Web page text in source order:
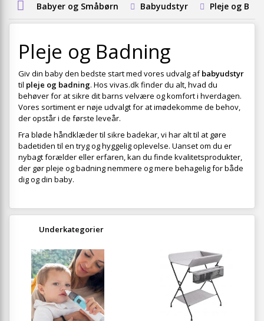
Babyer og Småbørn Babyudstyr Pleje og
Pleje og Badning
Giv din baby den bedste start med vores udvalg afbabyudstyr
til pleje og badning. Hos vivas.dk finder du alt, hvad du
behøver for at sikre dit barns velvære og komfort i hverdagen.
Vores sortiment er nøje udvalgt for at imødekomme de behov,
der opstår i de første leveår.
Fra bløde håndklæder til sikre badekar, vi har alt til at gøre
badetiden til en tryg og hyggelig oplevelse. Uanset om du er
nybagt forælder eller erfaren, kan du finde kvalitetsprodukter,
der gør pleje og badning nemmere og mere behagelig for både
dig og din baby.
Underkategorier